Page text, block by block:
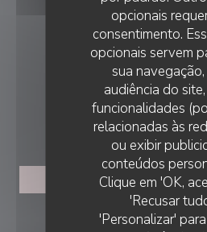
opcionais
consentimento.
opcionais servem
sua
audiência do
funcionalidades
relacionadas às
ou exibir
conteúdos
Clique em 'OK,
'Recusar
'Personalizar'
Le Paris
18 rue des belles-
01 47 04 56
RESERVA
RESERVAR
SIGA-